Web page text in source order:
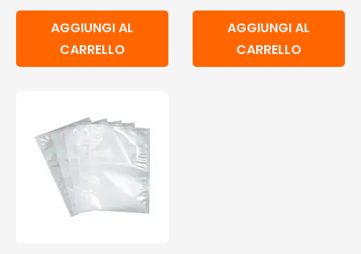
AGGIUNGI AL
CARRELLO
AGGIUNGI AL
CARRELLO